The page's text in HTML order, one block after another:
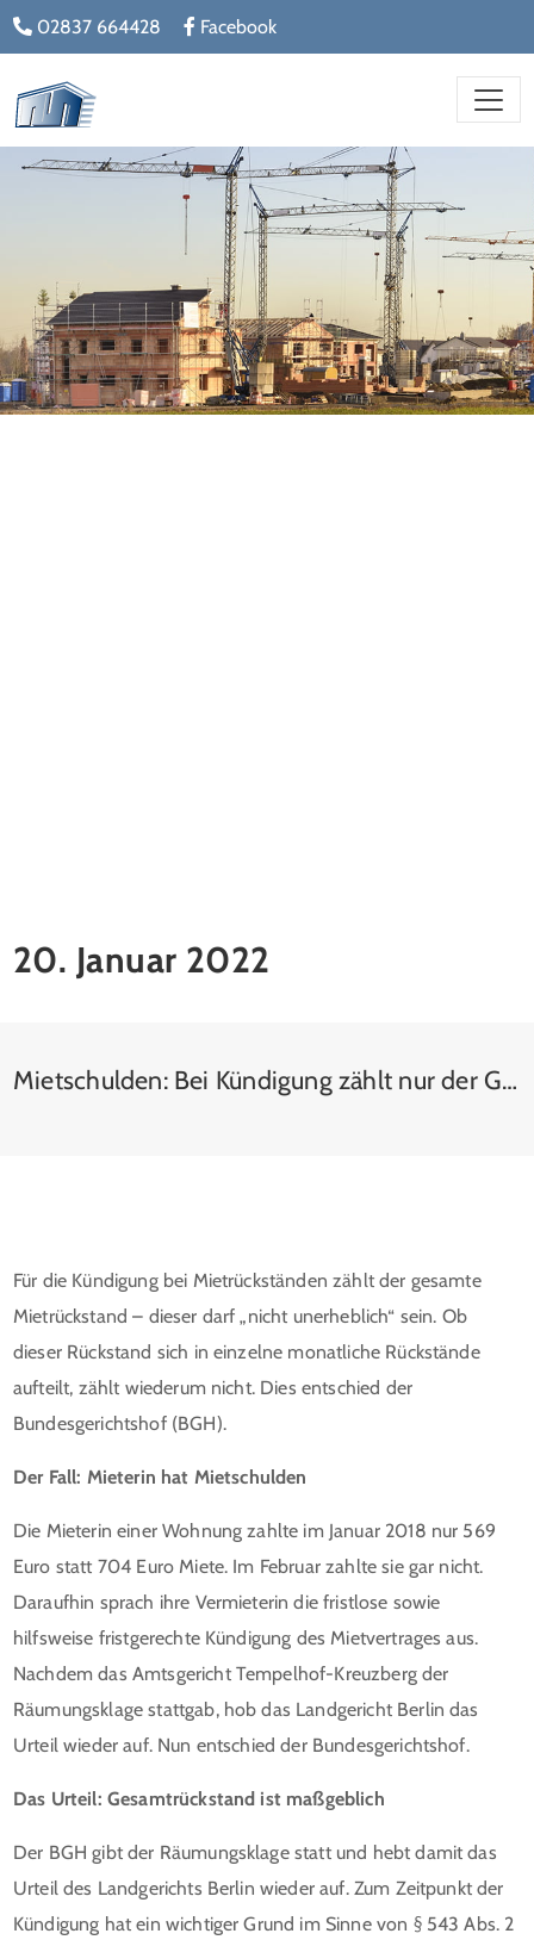
02837 664428 Facebook
20. Januar 2022
Mietschulden: Bei Kündigung zählt nur der Gesamtrückstand
Für die Kündigung bei Mietrückständen zählt der gesamte
Mietrückstand – dieser darf „nicht unerheblich“ sein. Ob
dieser Rückstand sich in einzelne monatliche Rückstände
aufteilt, zählt wiederum nicht. Dies entschied der
Bundesgerichtshof (BGH).
Der Fall: Mieterin hat Mietschulden
Die Mieterin einer Wohnung zahlte im Januar 2018 nur 569
Euro statt 704 Euro Miete. Im Februar zahlte sie gar nicht.
Daraufhin sprach ihre Vermieterin die fristlose sowie
hilfsweise fristgerechte Kündigung des Mietvertrages aus.
Nachdem das Amtsgericht Tempelhof-Kreuzberg der
Räumungsklage stattgab, hob das Landgericht Berlin das
Urteil wieder auf. Nun entschied der Bundesgerichtshof.
Das Urteil: Gesamtrückstand ist maßgeblich
Der BGH gibt der Räumungsklage statt und hebt damit das
Urteil des Landgerichts Berlin wieder auf. Zum Zeitpunkt der
Kündigung hat ein wichtiger Grund im Sinne von § 543 Abs. 2